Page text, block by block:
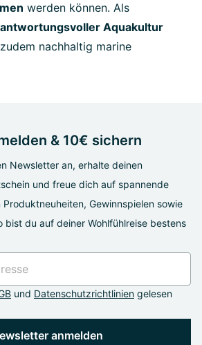
werden können. Als
Aquakultur
nachhaltig marine
& 10€ sichern
Newsletter an, erhalte deinen
und freue dich auf spannende
Gewinnspielen sowie
bist du auf deiner Wohlfühlreise bestens
und Datenschutzrichtlinien gelesen
anmelden